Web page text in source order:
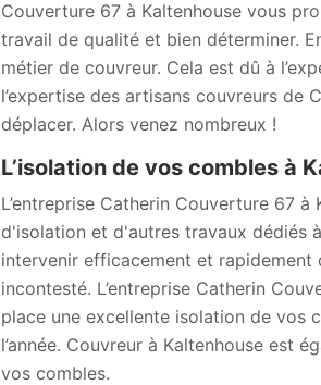
Couverture 67 à Kaltenhouse vous
travail de qualité et bien déterminer.
métier de couvreur. Cela est dû à
l’expertise des artisans couvreurs de
déplacer. Alors venez nombreux !
L’isolation de vos combles à
L’entreprise Catherin Couverture 67
d'isolation et d'autres travaux dédiés
intervenir efficacement et rapidement
incontesté. L’entreprise Catherin
place une excellente isolation de vos
l’année. Couvreur à Kaltenhouse est
vos combles.